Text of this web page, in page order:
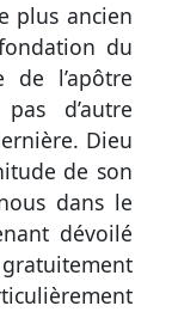
plus ancien
du
l’apôtre
d’autre
Dieu
de son
dans le
dévoilé